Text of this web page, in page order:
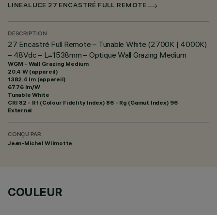
LINEALUCE 27 ENCASTRÉ FULL REMOTE
DESCRIPTION
27 Encastré Full Remote – Tunable White (2700K | 4000K)
– 48Vdc – L=1538mm – Optique Wall Grazing Medium
WGM - Wall Grazing Medium
20.4 W (appareil)
1382.4 lm (appareil)
67.76 lm/W
Tunable White
CRI 82 - Rf (Colour Fidelity Index) 86 - Rg (Gamut Index) 96
External
CONÇU PAR
Jean-Michel Wilmotte
COULEUR